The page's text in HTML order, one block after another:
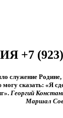
+7 (923)
служение Родине,
могу сказать: «Я
Георгий
Маршал